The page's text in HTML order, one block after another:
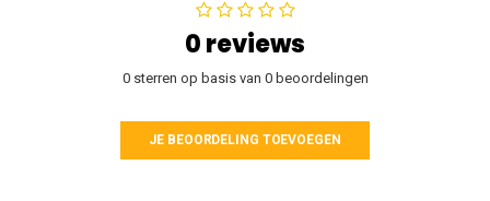
0 reviews
0 sterren op basis van 0 beoordelingen
JE BEOORDELING TOEVOEGEN